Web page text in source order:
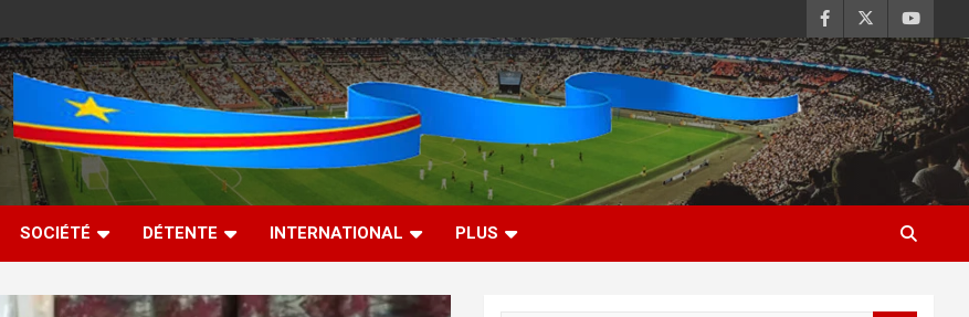
SOCIÉTÉ DÉTENTE INTERNATIONAL PLUS